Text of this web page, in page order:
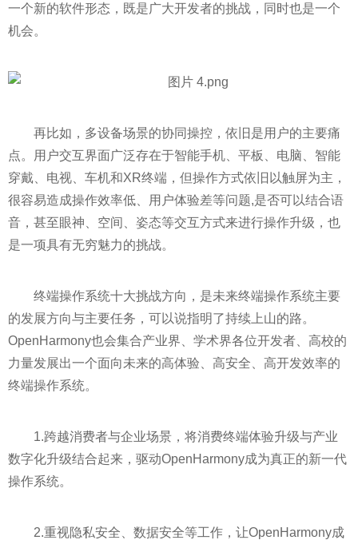
一个新的软件形态，既是广大开发者的挑战，同时也是一个
机会。
再比如，多设备场景的协同操控，依旧是用户的主要痛
点。用户交互界面广泛存在于智能手机、平板、电脑、智能
穿戴、电视、车机和XR终端，但操作方式依旧以触屏为主，
很容易造成操作效率低、用户体验差等问题,是否可以结合语
音，甚至眼神、空间、姿态等交互方式来进行操作升级，也
是一项具有无穷魅力的挑战。
终端操作系统十大挑战方向，是未来终端操作系统主要
的发展方向与主要任务，可以说指明了持续上山的路。
OpenHarmony也会集合产业界、学术界各位开发者、高校的
力量发展出一个面向未来的高体验、高安全、高开发效率的
终端操作系统。
1.跨越消费者与企业场景，将消费终端体验升级与产业
数字化升级结合起来，驱动OpenHarmony成为真正的新一代
操作系统。
2.重视隐私安全、数据安全等工作，让OpenHarmony成